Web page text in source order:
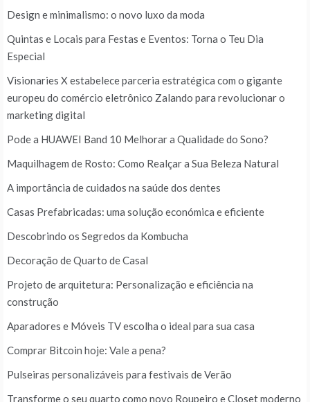
Design e minimalismo: o novo luxo da moda
Quintas e Locais para Festas e Eventos: Torna o Teu Dia
Especial
Visionaries X estabelece parceria estratégica com o gigante
europeu do comércio eletrônico Zalando para revolucionar o
marketing digital
Pode a HUAWEI Band 10 Melhorar a Qualidade do Sono?
Maquilhagem de Rosto: Como Realçar a Sua Beleza Natural
A importância de cuidados na saúde dos dentes
Casas Prefabricadas: uma solução económica e eficiente
Descobrindo os Segredos da Kombucha
Decoração de Quarto de Casal
Projeto de arquitetura: Personalização e eficiência na
construção
Aparadores e Móveis TV escolha o ideal para sua casa
Comprar Bitcoin hoje: Vale a pena?
Pulseiras personalizáveis para festivais de Verão
Transforme o seu quarto como novo Roupeiro e Closet moderno